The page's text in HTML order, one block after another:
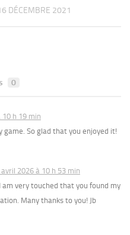
DÉCEMBRE 2021
0
h 19 min
So glad that you enjoyed it!
avril 2026 à 10 h 53 min
am very touched that you found my
Many thanks to you! Jb